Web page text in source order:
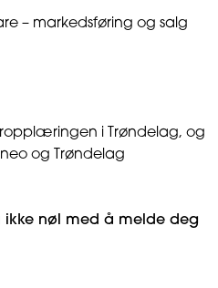
– markedsføring og salg
i Trøndelag, og
og Trøndelag
ikke nøl med å melde deg